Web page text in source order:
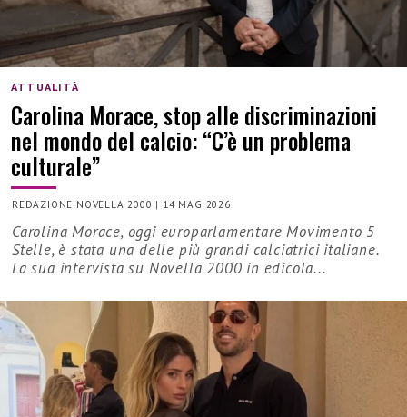
ATTUALITÀ
Carolina Morace, stop alle discriminazioni
nel mondo del calcio: “C’è un problema
culturale”
REDAZIONE NOVELLA 2000 | 14 MAG 2026
Carolina Morace, oggi europarlamentare Movimento 5
Stelle, è stata una delle più grandi calciatrici italiane.
La sua intervista su Novella 2000 in edicola...